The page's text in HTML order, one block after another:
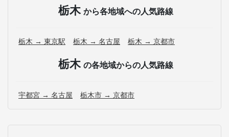
栃木 から各地域への人気路線
栃木 → 東京駅 栃木 → 名古屋 栃木 → 京都市
栃木 の各地域からの人気路線
宇都宮 → 名古屋 栃木市 → 京都市